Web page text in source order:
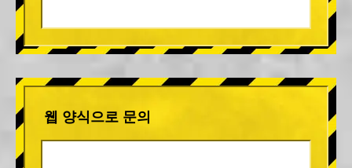
웹 양식으로 문의